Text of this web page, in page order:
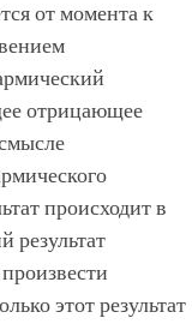
от момента к
отрицающее
происходит в
результат
этот результат